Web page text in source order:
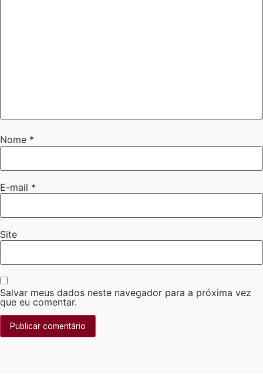
Nome *
E-mail *
Site
Salvar meus dados neste navegador para a próxima vez
que eu comentar.